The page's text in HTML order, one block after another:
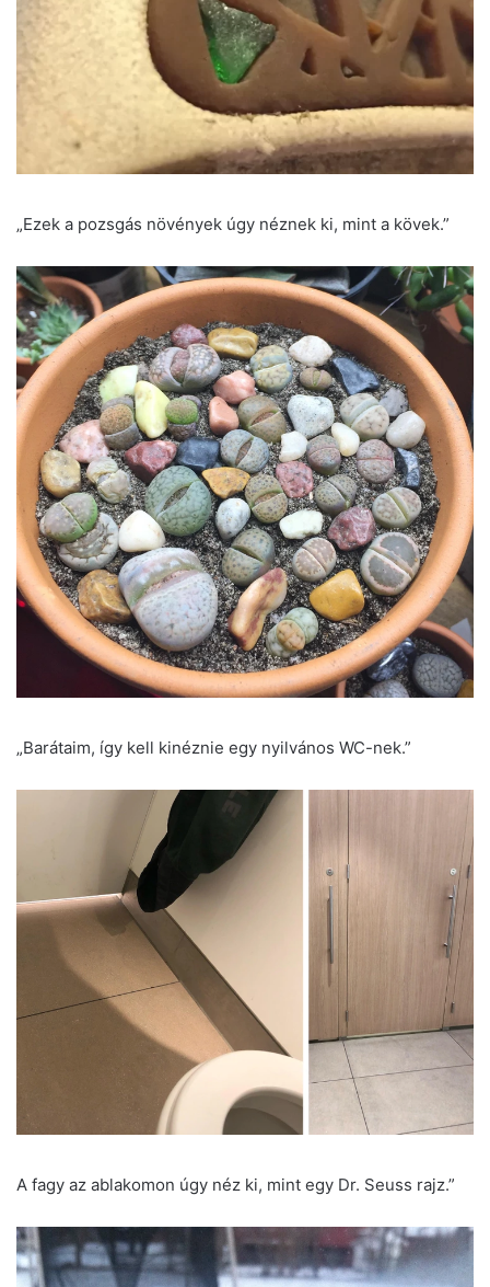
„Ezek a pozsgás növények úgy néznek ki, mint a kövek.”
„Barátaim, így kell kinéznie egy nyilvános WC-nek.”
A fagy az ablakomon úgy néz ki, mint egy Dr. Seuss rajz.”